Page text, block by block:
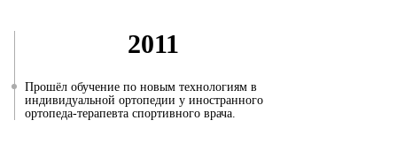
2011
Прошёл обучение по новым технологиям в
индивидуальной ортопедии у иностранного
ортопеда-терапевта спортивного врача.